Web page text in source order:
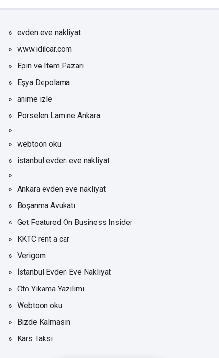
evden eve nakliyat
www.idilcar.com
Epin ve Item Pazarı
Eşya Depolama
anime izle
Porselen Lamine Ankara
webtoon oku
istanbul evden eve nakliyat
Ankara evden eve nakliyat
Boşanma Avukatı
Get Featured On Business Insider
KKTC rent a car
Verigom
İstanbul Evden Eve Nakliyat
Oto Yıkama Yazılımı
Webtoon oku
Bizde Kalmasın
Kars Taksi